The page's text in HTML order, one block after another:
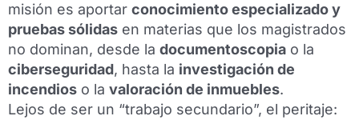
misión es aportar conocimiento especializado y
pruebas sólidas en materias que los magistrados
no dominan, desde la documentoscopia o la
ciberseguridad, hasta la investigación de
incendios o la valoración de inmuebles.
Lejos de ser un “trabajo secundario”, el peritaje: